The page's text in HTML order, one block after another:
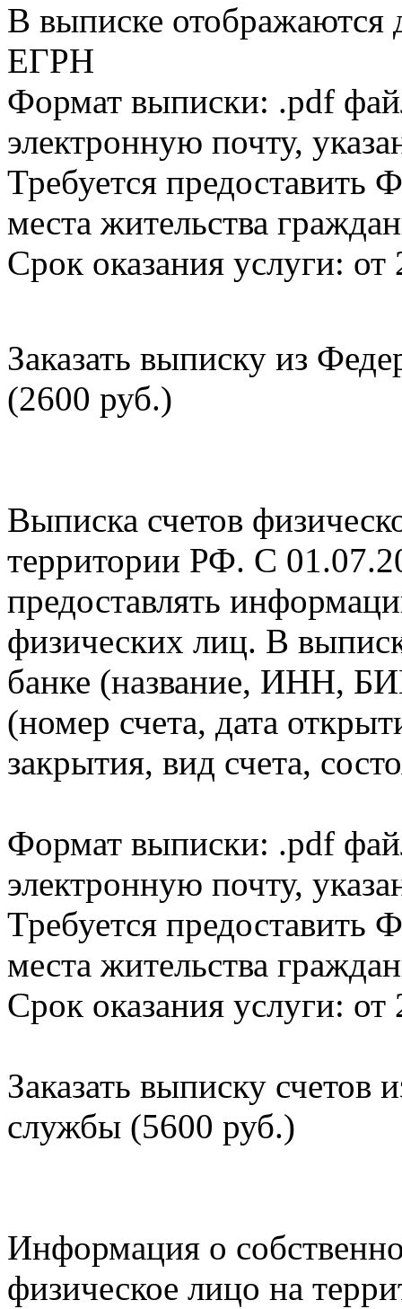
В выписке
ЕГРН
Формат выписки: .pdf
электронную почту,
Требуется
места жительства
Срок оказания услуги: от
Заказать выписку из
(2600 руб.)
Выписка счетов
территории РФ. С
предоставлять
физических лиц. В
банке (название, ИНН,
(номер счета, дата
закрытия, вид счета,
Формат выписки: .pdf
электронную почту,
Требуется
места жительства
Срок оказания услуги: от
Заказать выписку счетов
службы (5600 руб.)
Информация о
физическое лицо на